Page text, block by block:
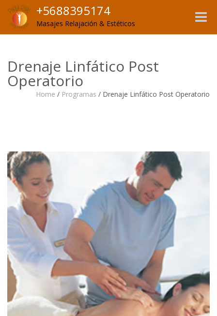
+5688395174
Masajes Relajación & Estéticos
Toggle
Drenaje Linfático Post
Operatorio
Home / Programas / Drenaje Linfático Post Operatorio